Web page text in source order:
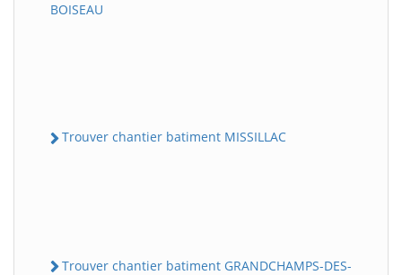
BOISEAU
Trouver chantier batiment MISSILLAC
Trouver chantier batiment GRANDCHAMPS-DES-